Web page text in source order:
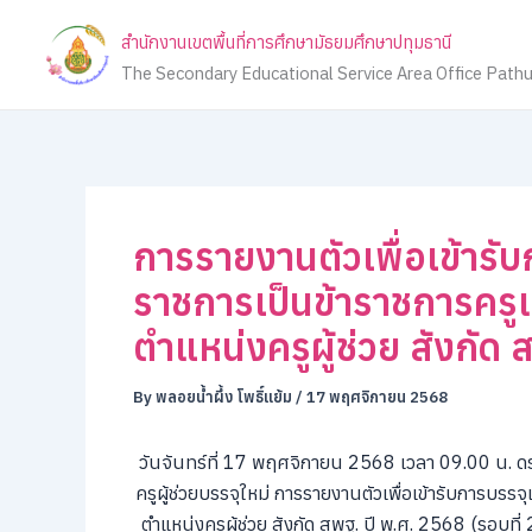
content
สำนักงานเขตพื้นที่การศึกษามัธยมศึกษาปทุมธานี
The Secondary Educational Service Area Office
การรายงานตัวเพื่อเข้ารั
ราชการเป็นข้าราชการค
ตำแหน่งครูผู้ช่วย สังกัด
Byพลอยน้ำผึ้ง โพธิ์แย้ม / 17 พฤศจิกายน 2568
วันจันทร์ที่ 17 พฤศจิกายน 2568 เวลา 09.00 น.
ครูผู้ช่วยบรรจุใหม่ การรายงานตัวเพื่อเข้ารับการบรร
ตำแหน่งครูผู้ช่วย สังกัด สพฐ. ปี พ.ศ. 2568 (รอบ